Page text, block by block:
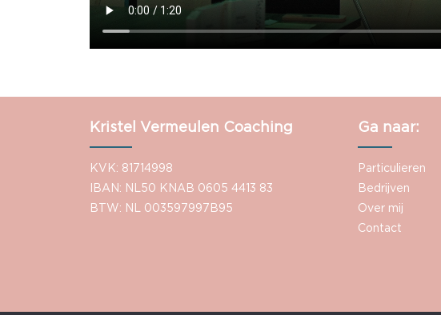
Kristel Vermeulen Coaching
KVK: 81714998
IBAN: NL50 KNAB 0605 4413 83
BTW: NL 003597997B95
Ga naar:
Particulieren
Bedrijven
Over mij
Contact